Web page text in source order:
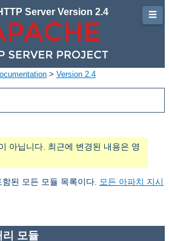
Server Version 2.4
> Version 2.4
아닙니다. 최근에 변경된 내용은 영
된 모든 모듈 목록이다.
모든 아파치 지시
리 모듈
☰